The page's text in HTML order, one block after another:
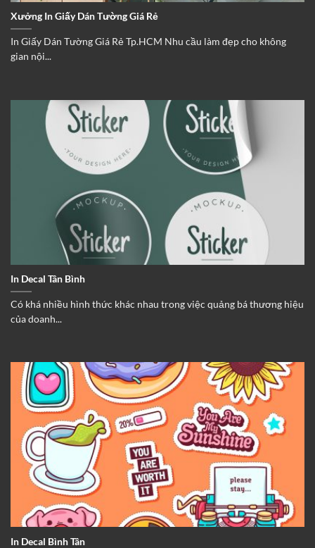
Xưởng In Giấy Dán Tường Giá Rẻ
In Giấy Dán Tường Giá Rẻ Tp.HCM Nhu cầu làm đẹp cho không
gian nội...
In Decal Tân Bình
Có khá nhiều hình thức khác nhau trong việc quảng bá thương hiệu
của doanh...
In Decal Bình Tân